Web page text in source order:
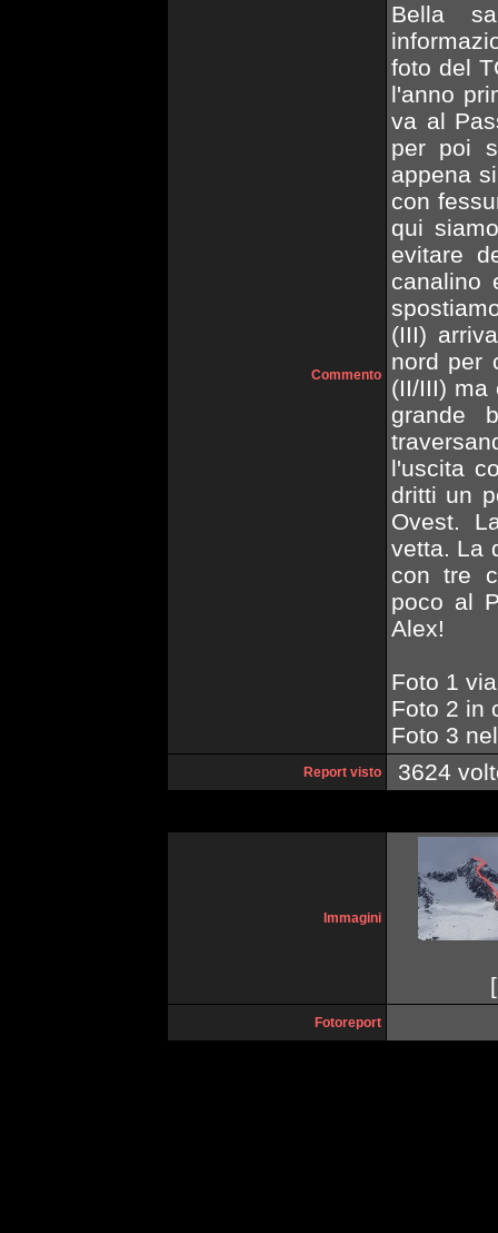
Commento
Bella
foto del
l'anno
va al
per poi
appena
con
qui
evitare
canalino
(III)
nord per
(II/III) ma
grande
l'uscita
dritti un
Ovest.
vetta. La
con tre
poco al
Alex!
Foto 1 via
Foto 2 in
Foto 3
Report visto 3624
Immagini
[
Fotoreport